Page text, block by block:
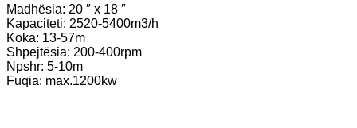
Madhësia: 20 ″ x 18 ″
Kapaciteti: 2520-5400m3/h
Koka: 13-57m
Shpejtësia: 200-400rpm
Npshr: 5-10m
Fuqia: max.1200kw